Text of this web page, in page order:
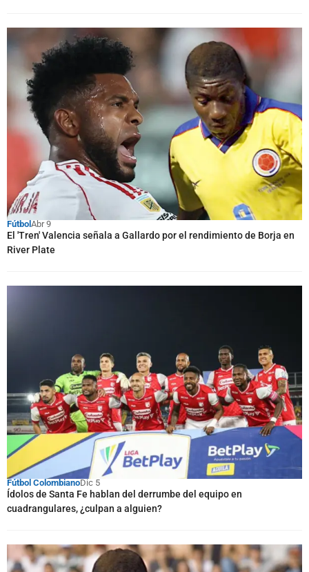
Fútbol Abr 9
El 'Tren' Valencia señala a Gallardo por el rendimiento de Borja en
River Plate
Fútbol ColombianoDic 5
Ídolos de Santa Fe hablan del derrumbe del equipo en
cuadrangulares, ¿culpan a alguien?